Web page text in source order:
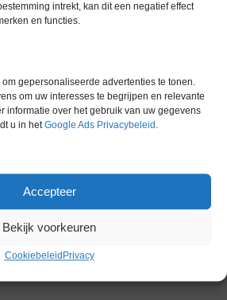
intrekt, kan dit een negatief effect
en functies.
gepersonaliseerde advertenties te tonen.
om uw interesses te begrijpen en relevante
informatie over het gebruik van uw gegevens
u in hetGoogle Ads Privacybeleid .
Accepteer
Bekijk voorkeuren
Cookiebeleid Privacy